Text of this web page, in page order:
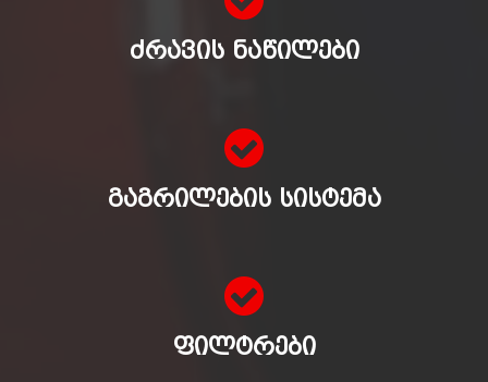
ᲫᲠᲐᲕᲘᲡ ᲜᲐᲬᲘᲚᲔᲑᲘ
ᲒᲐᲒᲠᲘᲚᲔᲑᲘᲡ ᲡᲘᲡᲢᲔᲛᲐ
ᲤᲘᲚᲢᲠᲔᲑᲘ